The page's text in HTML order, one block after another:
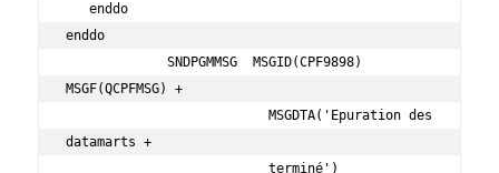
enddo
MSGF(QCPFMSG) +
datamarts +